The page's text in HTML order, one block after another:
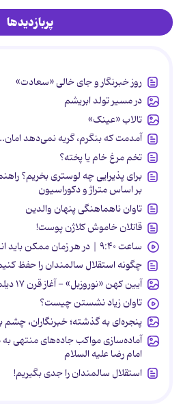
پربازدیدها
روز خبرنگار و جای خالی «سعادت»
در مسیر تولد ابریشم
تالاب «عینک»
آمدمت که بنگرم، گریه نمی‌دهد
تخم مرغ خام یا پخته؟
برای پذیرایی چه لوستری بخریم؟
بر اساس متراژ و دکوراسیون
تاوان ناهماهنگی پنهان والدین
قاتلان خاموش کلاژن پوست!
ساعت ۹:۴۰ | در هر زمان ممکن باید انتقامشان را پس بدهند
چگونه استقلال سالمندان را حفظ
آیین کهن «نوروزبل» - آغاز قرن ۱۷ دیلمی
تاوان زیاد نشستن چیست؟
پنجره‌ای به گذشته؛ خبرنگاران، چشم
آماده‌سازی مواکب جاده‌های منتهی
امام رضا علیه السلام
استقلال سالمندان را جدی بگیریم!